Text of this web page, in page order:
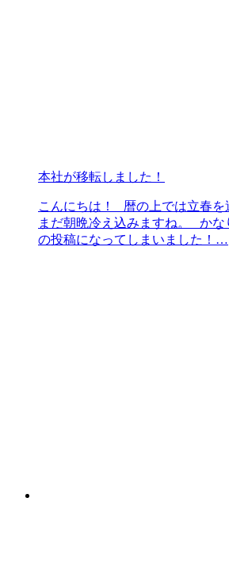
本社が移転しました！
こんにちは！ 暦の上では立春を
まだ朝晩冷え込みますね。 かな
の投稿になってしまいました！…